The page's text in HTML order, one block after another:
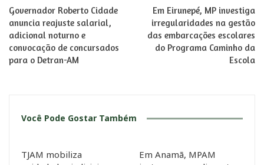
Governador Roberto Cidade
anuncia reajuste salarial,
adicional noturno e
convocação de concursados
para o Detran-AM
Em Eirunepé, MP investiga
irregularidades na gestão
das embarcações escolares
do Programa Caminho da
Escola
Você Pode Gostar Também
TJAM mobiliza
Em Anamã, MPAM